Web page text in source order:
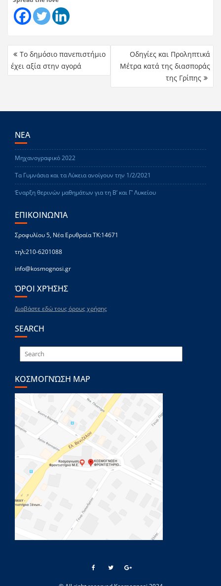
Το δημόσιο πανεπιστήμιο
έχει αξία στην αγορά
Οδηγίες και Προληπτικά
Μέτρα κατά της διασποράς
της Γρίπης
ΝΕΑ
Μηχανογραφικό 2022
Τα Γυμνάσια και τα Λύκεια ανοίγουν την 1/2/2021
Έναρξη θερινών μαθημάτων για τη Β’ και Γ’ Λυκείου
ΕΠΙΚΟΙΝΩΝΊΑ
Σροφυλίου 5, Νέα Ερυθραία ΤΚ:14671
τηλ:210-6201088
info@kosmognosi.gr
ΌΡΟΙ ΧΡΉΣΗΣ
Διαβάστε εδώ τους όρους χρήσης
SEARCH
ΚΟΣΜΟΓΝΏΣΗ MAP